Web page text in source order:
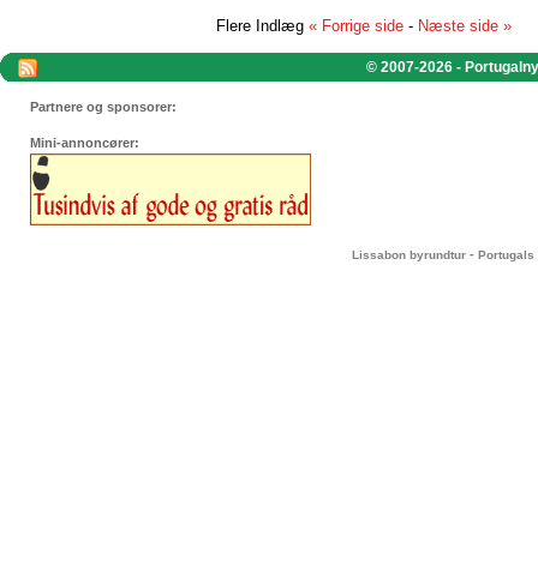
Flere Indlæg « Forrige side - Næste side »
© 2007-2026 -
Partnere og sponsorer:
Mini-annoncører:
Lissabon byrundtur - Portugals